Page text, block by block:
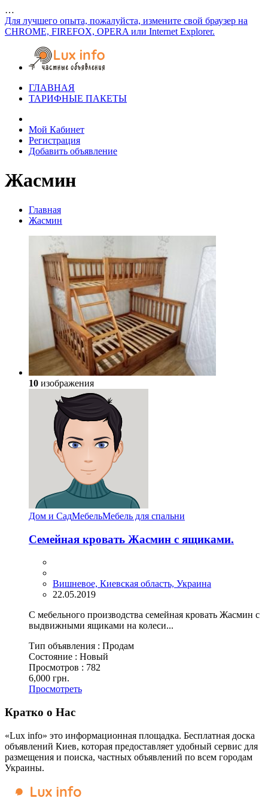
…
Для лучшего опыта, пожалуйста, измените свой браузер на
CHROME, FIREFOX, OPERA или Internet Explorer.
ГЛАВНАЯ
ТАРИФНЫЕ ПАКЕТЫ
Мой Кабинет
Регистрация
Добавить объявление
Жасмин
Главная
Жасмин
10 изображения
Дом и СадМебельМебель для спальни
Семейная кровать Жасмин с ящиками.
Вишневое, Киевская область, Украина
22.05.2019
С мебельного производства семейная кровать Жасмин с
выдвижными ящиками на колеси...
Тип объявления : Продам
Состояние : Новый
Просмотров : 782
6,000 грн.
Просмотреть
Кратко о Нас
«Lux info» это информационная площадка. Бесплатная доска
объявлений Киев, которая предоставляет удобный сервис для
размещения и поиска, частных объявлений по всем городам
Украины.